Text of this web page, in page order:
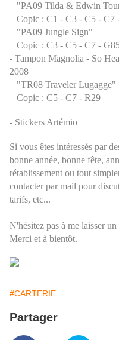
"PA09 Tilda & Edwin
Copic : C1 - C3 - C5 - C7
"PA09 Jungle Sign"
Copic : C3 - C5 - C7 -
- Tampon Magnolia - So
2008
"TR08 Traveler Lugagge"
Copic : C5 - C7 - R29
- Stickers Artémio
Si vous êtes intéressés par
bonne année, bonne fête,
rétablissement ou tout
contacter par mail pour
tarifs, etc...
N'hésitez pas à me laisser
Merci et à bientôt.
#CARTERIE
Partager